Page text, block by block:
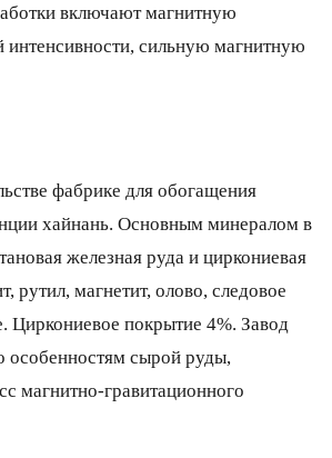
включают магнитную
интенсивности, сильную магнитную
фабрике для обогащения
хайнань. Основным минералом в
железная руда и циркониевая
рутил, магнетит, олово, следовое
Циркониевое покрытие 4%. Завод
особенностям сырой руды,
магнитно-гравитационного